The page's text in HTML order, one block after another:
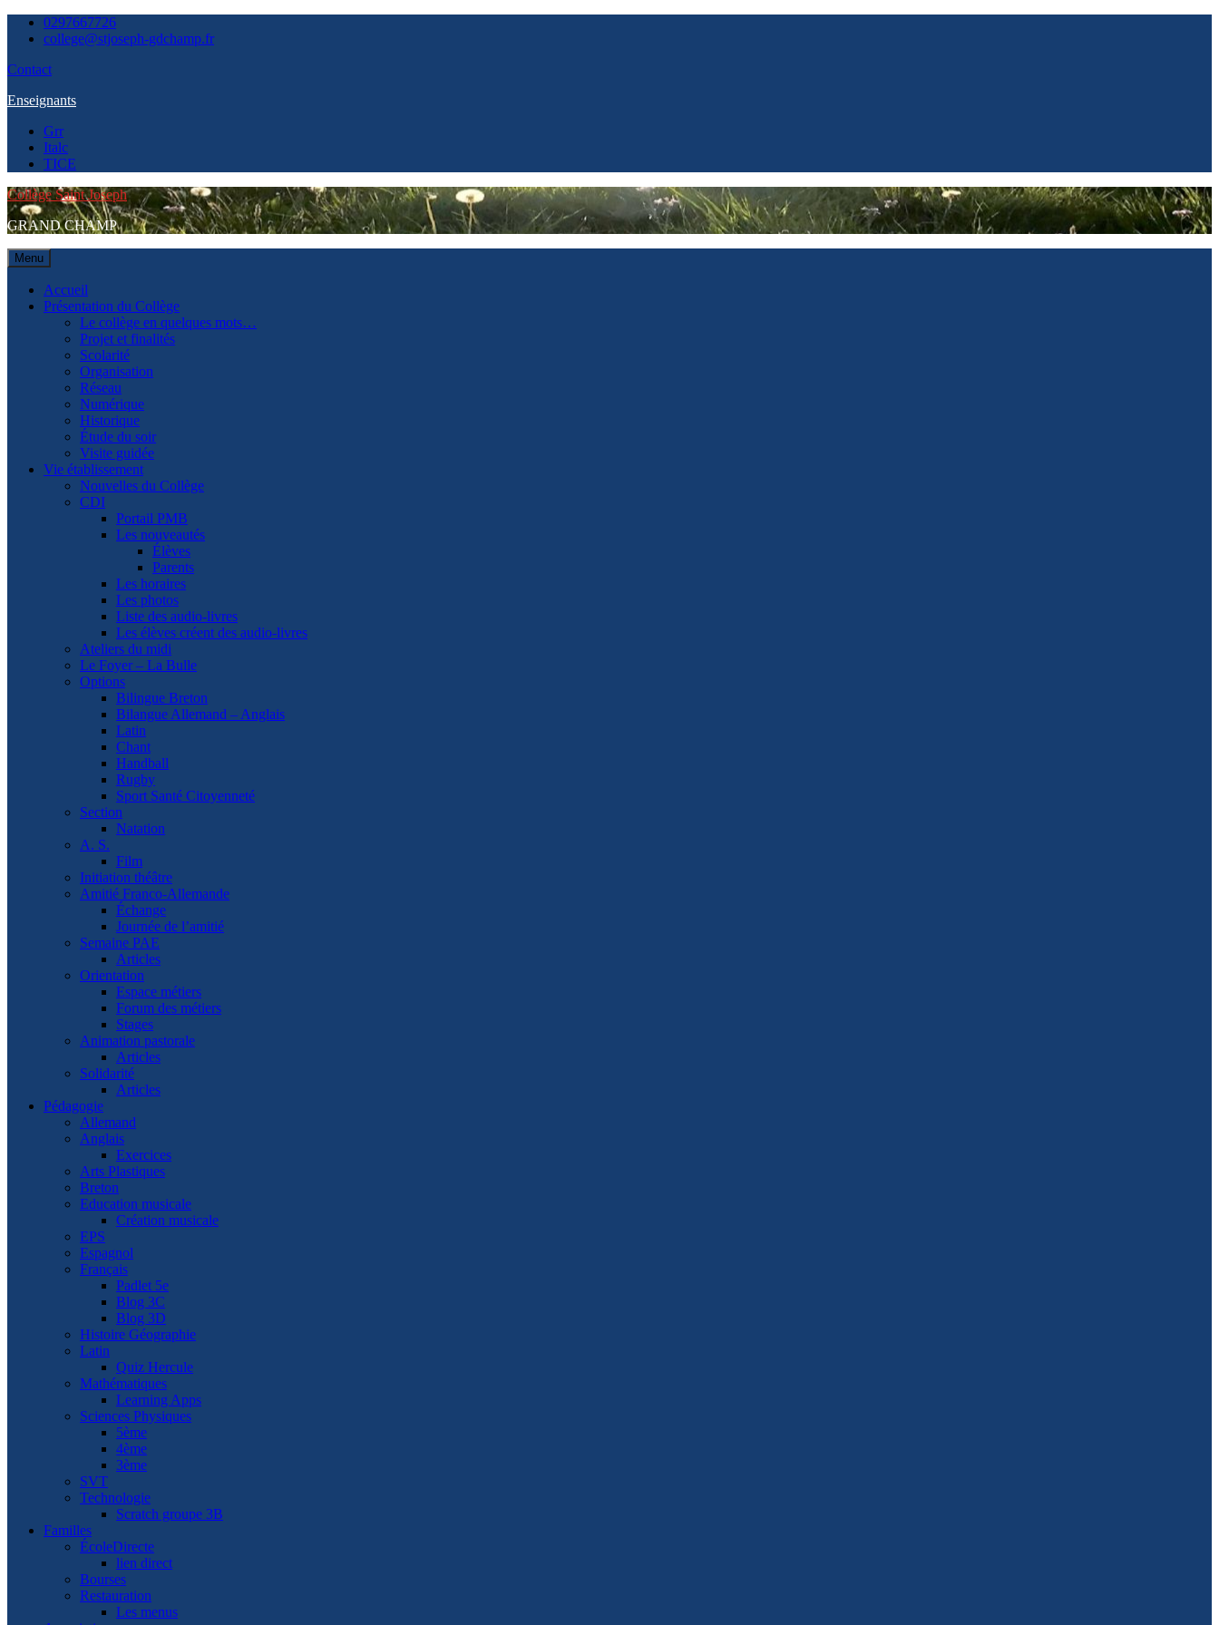
Skip
0297667726
college@stjoseph-gdchamp.fr
Contact
Enseignants
Grr
Italc
TICE
Collège Saint Joseph
GRAND CHAMP
Menu
Accueil
Présentation du Collège
Le collège en quelques mots…
Projet et finalités
Scolarité
Organisation
Réseau
Numérique
Historique
Étude du soir
Visite guidée
Vie établissement
Nouvelles du Collège
CDI
Portail PMB
Les nouveautés
Élèves
Parents
Les horaires
Les photos
Liste des audio-livres
Les élèves créent des audio-livres
Ateliers du midi
Le Foyer – La Bulle
Options
Bilingue Breton
Bilangue Allemand – Anglais
Latin
Chant
Handball
Rugby
Sport Santé Citoyenneté
Section
Natation
A. S.
Film
Initiation théâtre
Amitié Franco-Allemande
Échange
Journée de l’amitié
Semaine PAE
Articles
Orientation
Espace métiers
Forum des métiers
Stages
Animation pastorale
Articles
Solidarité
Articles
Pédagogie
Allemand
Anglais
Exercices
Arts Plastiques
Breton
Education musicale
Création musicale
EPS
Espagnol
Français
Padlet 5e
Blog 3C
Blog 3D
Histoire Géographie
Latin
Quiz Hercule
Mathématiques
Learning Apps
Sciences Physiques
5ème
4ème
3ème
SVT
Technologie
Scratch groupe 3B
Familles
ÉcoleDirecte
lien direct
Bourses
Restauration
Les menus